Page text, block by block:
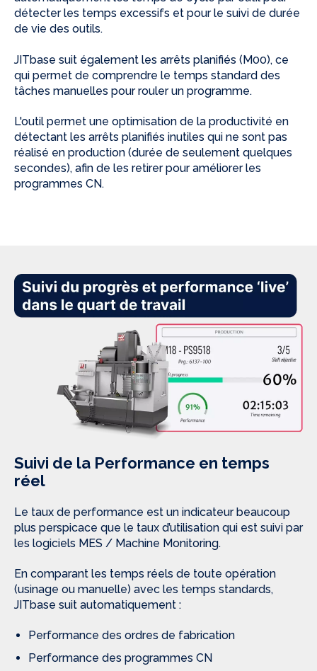
détecter les temps excessifs et pour le suivi de durée
de vie des outils.
JITbase suit également les arrêts planifiés (M00), ce
qui permet de comprendre le temps standard des
tâches manuelles pour rouler un programme.
L'outil permet une optimisation de la productivité en
détectant les arrêts planifiés inutiles qui ne sont pas
réalisé en production (durée de seulement quelques
secondes), afin de les retirer pour améliorer les
programmes CN.
Suivi de la Performance en temps
réel
Le taux de performance est un indicateur beaucoup
plus perspicace que le taux d’utilisation qui est suivi par
les logiciels MES / Machine Monitoring.
En comparant les temps réels de toute opération
(usinage ou manuelle) avec les temps standards,
JITbase suit automatiquement :
Performance des ordres de fabrication
Performance des programmes CN